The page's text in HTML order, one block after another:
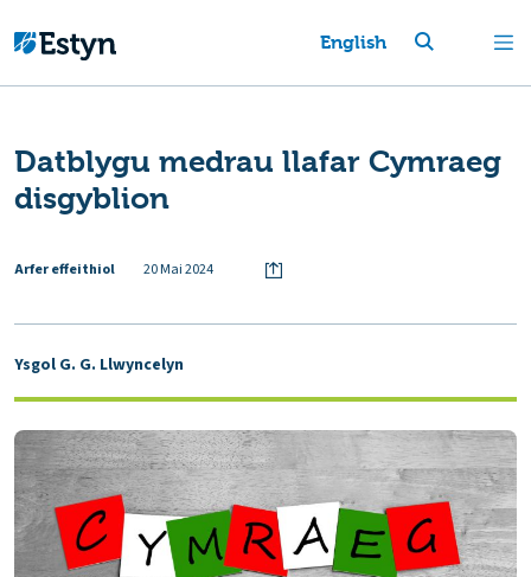
English
Datblygu medrau llafar Cymraeg
disgyblion
Arfer effeithiol 20 Mai 2024
Ysgol G. G. Llwyncelyn